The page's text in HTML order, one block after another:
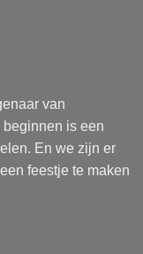
van
is een
En we zijn er
feestje te maken